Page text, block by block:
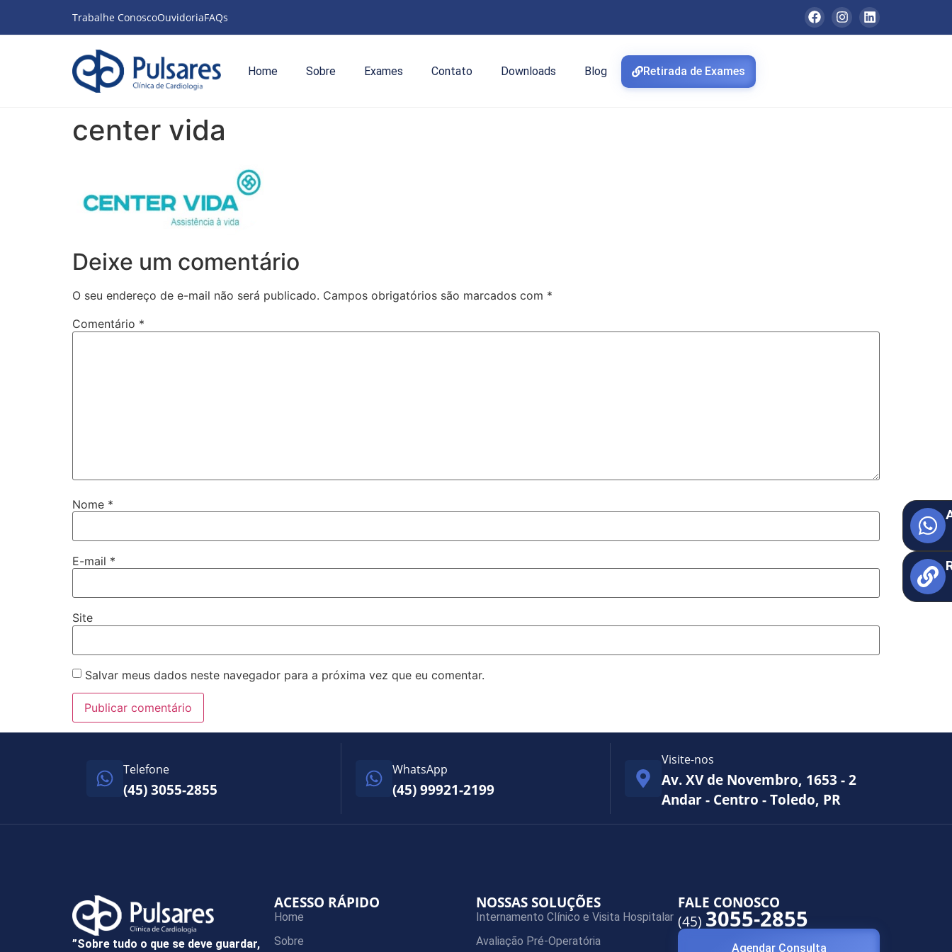
Trabalhe ConoscoOuvidoriaFAQs
Home Sobre Exames Contato Downloads Blog Retirada de Exames
center vida
Deixe um comentário
O seu endereço de e-mail não será publicado. Campos obrigatórios são marcados com *
Comentário *
Nome *
E-mail *
Site
Salvar meus dados neste navegador para a próxima vez que eu comentar.
Telefone
(45) 3055-2855
WhatsApp
(45) 99921-2199
Visite-nos
Av. XV de Novembro, 1653 - 2
Andar - Centro - Toledo, PR
”Sobre tudo o que se deve guardar,
ACESSO RÁPIDO
Home
Sobre
NOSSAS SOLUÇÕES
Internamento Clínico e Visita Hospitalar
Avaliação Pré-Operatória
FALE CONOSCO
(45) 3055-2855
Agendar Consulta